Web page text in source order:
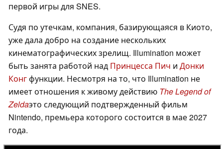
первой игры для SNES.
Судя по утечкам, компания, базирующаяся в Киото,
уже дала добро на создание нескольких
кинематографических зрелищ. Illumination может
быть занята работой над Принцесса Пич и Донки
Конгфункции. Несмотря на то, что Illumination не
имеет отношения к живому действию The Legend of
Zeldaэто следующий подтвержденный фильм
Nintendo, премьера которого состоится в мае 2027
года.